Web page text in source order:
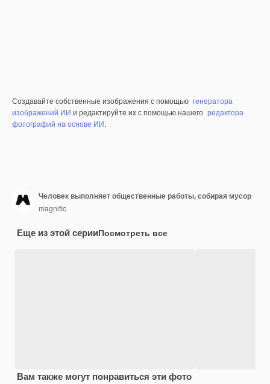
Создавайте собственные изображения с помощью генератора
изображений ИИ и редактируйте их с помощью нашего редактора
фотографий на основе ИИ.
Человек выполняет общественные работы, собирая мусор
magnific
Еще из этой серииПосмотреть все
Вам также могут понравиться эти фото